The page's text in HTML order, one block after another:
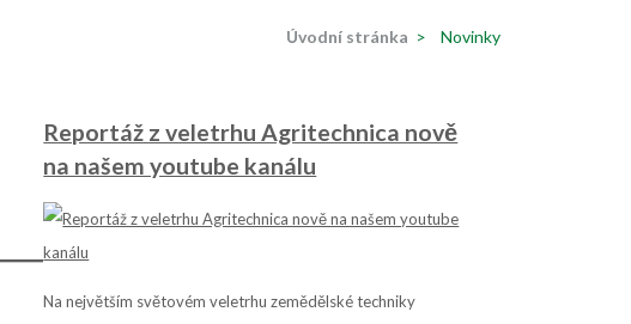
Úvodní stránka > Novinky
Reportáž z veletrhu Agritechnica nově
na našem youtube kanálu
Na největším světovém veletrhu zemědělské techniky